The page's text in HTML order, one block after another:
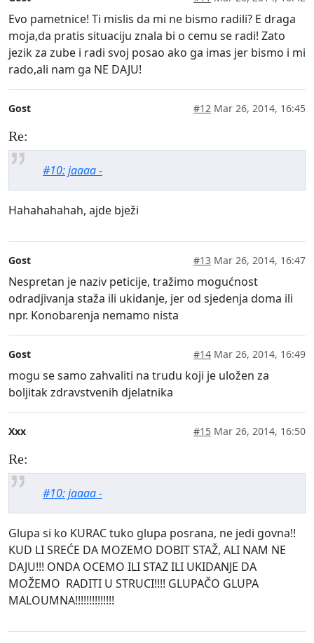
Evo pametnice! Ti mislis da mi ne bismo radili? E draga
moja,da pratis situaciju znala bi o cemu se radi! Zato
jezik za zube i radi svoj posao ako ga imas jer bismo i mi
rado,ali nam ga NE DAJU!
Gost #12 Mar 26, 2014, 16:45
Re:
#10: jaaaa -
Hahahahahah, ajde bježi
Gost #13 Mar 26, 2014, 16:47
Nespretan je naziv peticije, tražimo mogućnost
odradjivanja staža ili ukidanje, jer od sjedenja doma ili
npr. Konobarenja nemamo nista
Gost #14 Mar 26, 2014, 16:49
mogu se samo zahvaliti na trudu koji je uložen za
boljitak zdravstvenih djelatnika
Xxx #15 Mar 26, 2014, 16:50
Re:
#10: jaaaa -
Glupa si ko KURAC tuko glupa posrana, ne jedi govna!!
KUD LI SREĆE DA MOZEMO DOBIT STAŽ, ALI NAM NE
DAJU!!! ONDA OCEMO ILI STAZ ILI UKIDANJE DA
MOŽEMO RADITI U STRUCI!!!! GLUPAČO GLUPA
MALOUMNA!!!!!!!!!!!!!!